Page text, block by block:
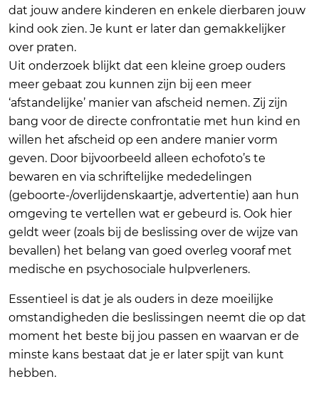
dat jouw andere kinderen en enkele dierbaren jouw
kind ook zien. Je kunt er later dan gemakkelijker
over praten.
Uit onderzoek blijkt dat een kleine groep ouders
meer gebaat zou kunnen zijn bij een meer
‘afstandelijke’ manier van afscheid nemen. Zij zijn
bang voor de directe confrontatie met hun kind en
willen het afscheid op een andere manier vorm
geven. Door bijvoorbeeld alleen echofoto’s te
bewaren en via schriftelijke mededelingen
(geboorte-/overlijdenskaartje, advertentie) aan hun
omgeving te vertellen wat er gebeurd is. Ook hier
geldt weer (zoals bij de beslissing over de wijze van
bevallen) het belang van goed overleg vooraf met
medische en psychosociale hulpverleners.
Essentieel is dat je als ouders in deze moeilijke
omstandigheden die beslissingen neemt die op dat
moment het beste bij jou passen en waarvan er de
minste kans bestaat dat je er later spijt van kunt
hebben.